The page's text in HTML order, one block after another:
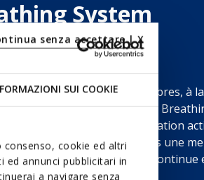
SUI COOKIE
cookie ed altri
annunci pubblicitari in
a navigare senza
senza accettare | X
System
uniquement des sneakers sobres, à
également le Dynamic
chaque pas en une ventilation
canalisent l’humidité vers une
favorise une respiration continue